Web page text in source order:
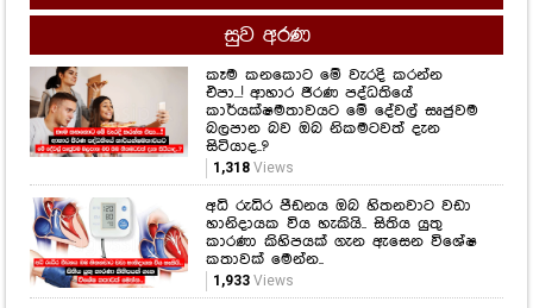
සුව අරණ
කෑම කනකොට මේ වැරදි කරන්න
එපා...! ආහාර ජීරණ පද්ධතියේ
කාර්යක්ෂමතාවයට මේ දේවල් සෘජුවම
බලපාන බව ඔබ නිකමටවත් දැන
සිටියාද..?
1,318Views
අධි රුධිර පීඩනය ඔබ හිතනවාට වඩා
හානිදායක විය හැකියි.. සිතිය යුතු
කාරණා කිහිපයක් ගැන ඇසෙන විශේෂ
කතාවක් මෙන්න..
1,933Views